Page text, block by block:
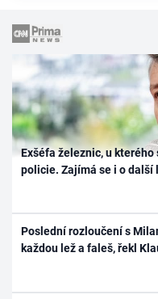
Exšéfa železnic, u
policie. Zajímá se i o další
Poslední rozloučení s
každou lež a faleš, řekl